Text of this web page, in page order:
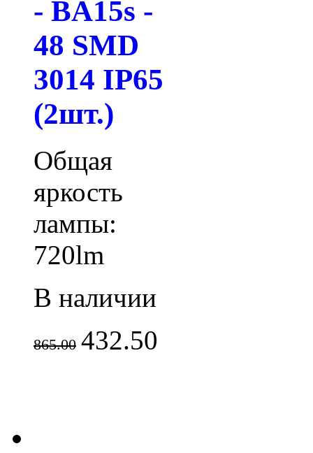
- BA15s -
48 SMD
3014 IP65
(2шт.)
Общая
яркость
лампы:
720lm
В наличии
865.00 432.50